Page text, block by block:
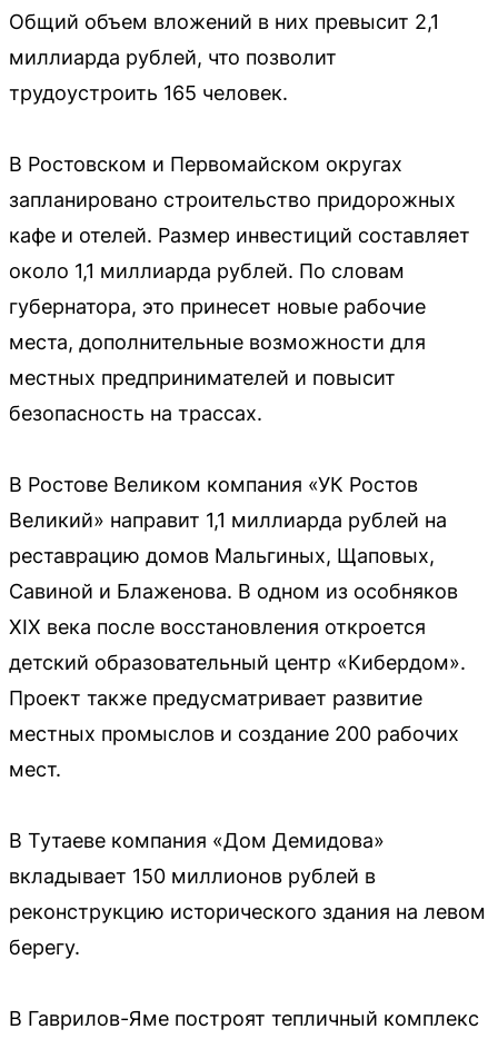
Общий объем вложений в них превысит 2,1
миллиарда рублей, что позволит
трудоустроить 165 человек.
В Ростовском и Первомайском округах
запланировано строительство придорожных
кафе и отелей. Размер инвестиций составляет
около 1,1 миллиарда рублей. По словам
губернатора, это принесет новые рабочие
места, дополнительные возможности для
местных предпринимателей и повысит
безопасность на трассах.
В Ростове Великом компания «УК Ростов
Великий» направит 1,1 миллиарда рублей на
реставрацию домов Мальгиных, Щаповых,
Савиной и Блаженова. В одном из особняков
XIX века после восстановления откроется
детский образовательный центр «Кибердом».
Проект также предусматривает развитие
местных промыслов и создание 200 рабочих
мест.
В Тутаеве компания «Дом Демидова»
вкладывает 150 миллионов рублей в
реконструкцию исторического здания на левом
берегу.
В Гаврилов-Яме построят тепличный комплекс